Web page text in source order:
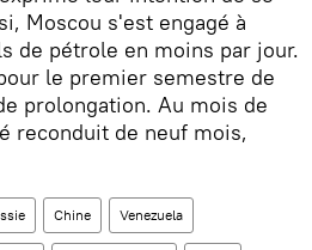
Moscou s'est engagé à
de pétrole en moins par jour.
le premier semestre de
prolongation. Au mois de
reconduit de neuf mois,
Chine Venezuela